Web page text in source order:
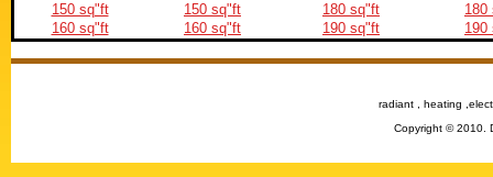
150 sq"ft
150 sq"ft 180 sq"ft
180
160 sq"ft
160 sq"ft 190 sq"ft 190
radiant , heating
Copyright © 2010.